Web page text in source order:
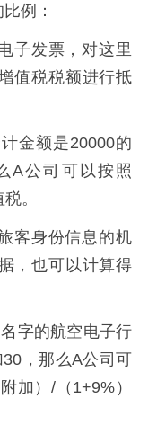
例：
子发票，对这里
值税税额进行抵
金额是20000的
A公司可以按照
。
客身份信息的机
，也可以计算得
字的航空电子行
，那么A公司可
加）/（1+9%）